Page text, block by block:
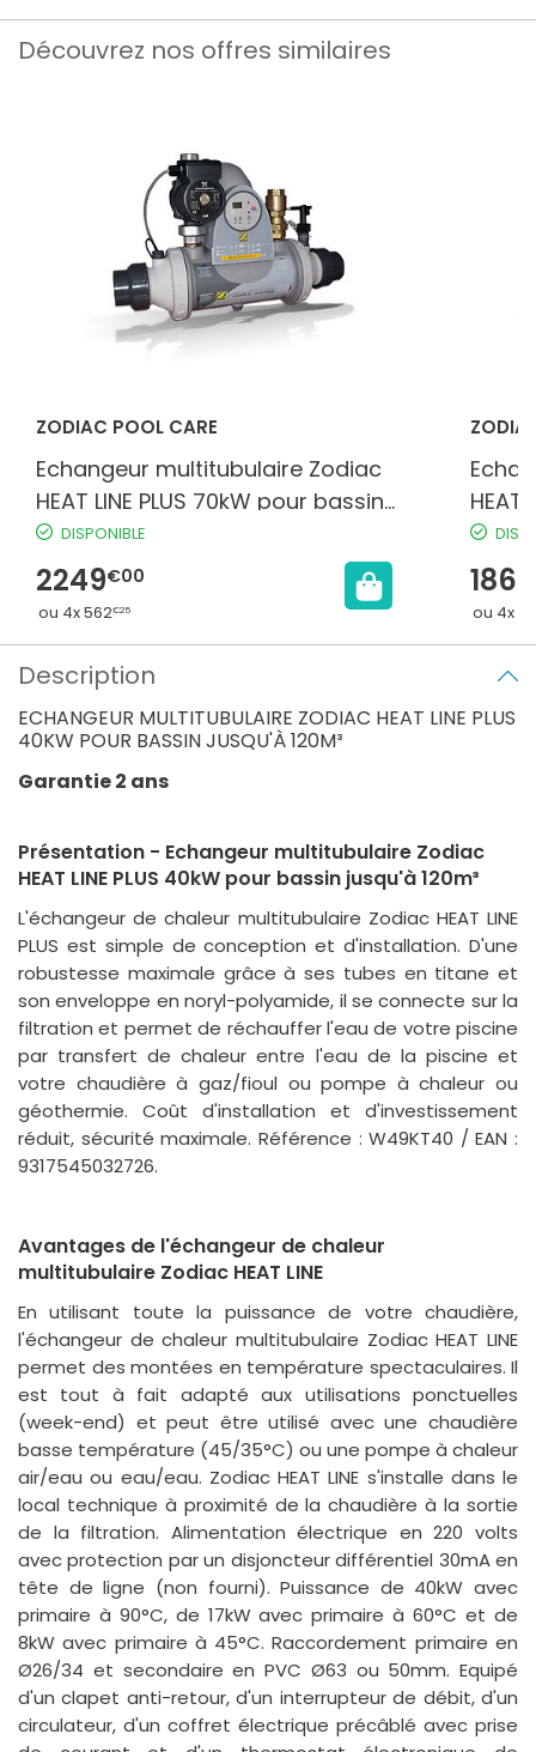
Découvrez nos offres similaires
ZODIAC POOL CARE
Echangeur multitubulaire Zodiac
HEAT LINE PLUS 70kW pour bassin
jusqu'à 200m³
DISPONIBLE
2249€00
ou 4x 562€25
HEAT
1869
ou 4x
Description
ECHANGEUR MULTITUBULAIRE ZODIAC HEAT LINE PLUS
40KW POUR BASSIN JUSQU'À 120M³
Garantie 2 ans
Présentation - Echangeur multitubulaire Zodiac
HEAT LINE PLUS 40kW pour bassin jusqu'à 120m³
L'échangeur de chaleur multitubulaire Zodiac HEAT LINE
PLUS est simple de conception et d'installation. D'une
robustesse maximale grâce à ses tubes en titane et
son enveloppe en noryl-polyamide, il se connecte sur la
filtration et permet de réchauffer l'eau de votre piscine
par transfert de chaleur entre l'eau de la piscine et
votre chaudière à gaz/fioul ou pompe à chaleur ou
géothermie. Coût d'installation et d'investissement
réduit, sécurité maximale. Référence : W49KT40 / EAN :
9317545032726.
Avantages de l'échangeur de chaleur
multitubulaire Zodiac HEAT LINE
En utilisant toute la puissance de votre chaudière,
l'échangeur de chaleur multitubulaire Zodiac HEAT LINE
permet des montées en température spectaculaires. Il
est tout à fait adapté aux utilisations ponctuelles
(week-end) et peut être utilisé avec une chaudière
basse température (45/35°C) ou une pompe à chaleur
air/eau ou eau/eau. Zodiac HEAT LINE s'installe dans le
local technique à proximité de la chaudière à la sortie
de la filtration. Alimentation électrique en 220 volts
avec protection par un disjoncteur différentiel 30mA en
tête de ligne (non fourni). Puissance de 40kW avec
primaire à 90°C, de 17kW avec primaire à 60°C et de
8kW avec primaire à 45°C. Raccordement primaire en
Ø26/34 et secondaire en PVC Ø63 ou 50mm. Equipé
d'un clapet anti-retour, d'un interrupteur de débit, d'un
circulateur, d'un coffret électrique précâblé avec prise